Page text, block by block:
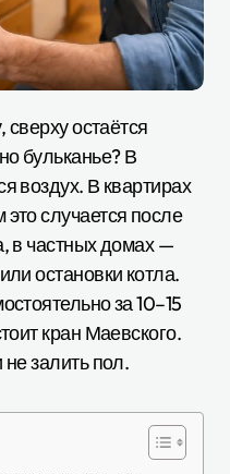
бульканье? В
воздух. В квартирах
случается после
в частных домах —
остановки котла.
за 10–15
кран Маевского.
залить пол.